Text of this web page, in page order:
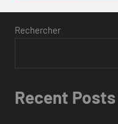
Rechercher
Recent Posts